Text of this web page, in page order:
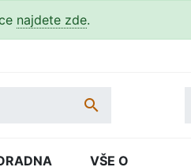
najdete zde.

VŠE O